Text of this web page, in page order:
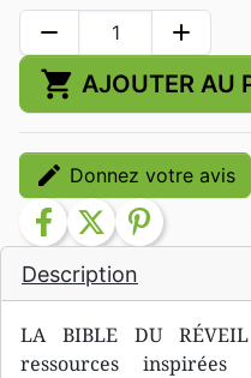
Description
LA BIBLE DU
ressources
remove add
shopping_cart AJOUTER AU
edit Donnez votre avis
facebook twitter pinterest